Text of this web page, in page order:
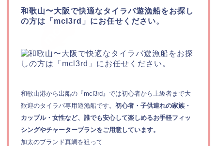
和歌山〜大阪で快適なタイラバ遊漁船をお探し
の方は「mcl3rd」にお任せください。
和歌山港から出船の『mcl3rd』では初心者から上級者まで大
歓迎のタイラバ専用遊漁船です。 初心者・子供連れの家族・
カップル・女性など、誰でも安心して楽しめるお手軽フィッ
シングやチャータープランをご用意しています。
加太のブランド真鯛を狙って